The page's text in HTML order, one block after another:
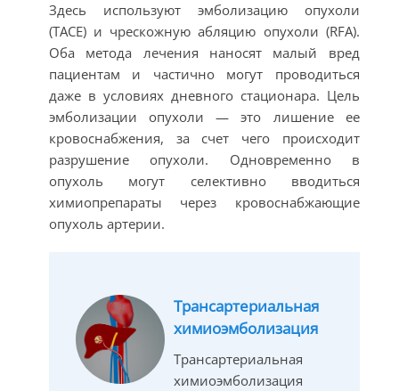
Здесь используют эмболизацию опухоли
(TACE) и чрескожную абляцию опухоли (RFA).
Оба метода лечения наносят малый вред
пациентам и частично могут проводиться
даже в условиях дневного стационара. Цель
эмболизации опухоли — это лишение ее
кровоснабжения, за счет чего происходит
разрушение опухоли. Одновременно в
опухоль могут селективно вводиться
химиопрепараты через кровоснабжающие
опухоль артерии.
Трансартериальная
химиоэмболизация
Трансартериальная
химиоэмболизация